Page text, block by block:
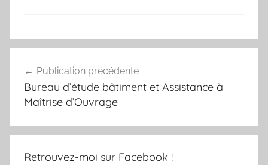
de
l’article
Publication précédente
Bureau d’étude bâtiment et Assistance à
Maîtrise d’Ouvrage
Retrouvez-moi sur Facebook !